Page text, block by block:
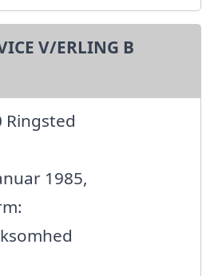
V/ERLING B
Ringsted
1985,